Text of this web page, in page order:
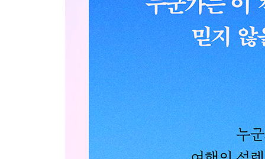
시선에 마음을 담을게요
진상 승무원이 나타났다
손님, 저도 처녀 귀신은 되기 싫습니다만
우리가 더 유연하게 존재할 수 있는 상대
컴플레인과 승무원의 상관관계
서로에게 위협이 아닌 위로로 남을 수 있다면
가위바위보 할래요?
명절 비행
공부 못하면 하는 직업